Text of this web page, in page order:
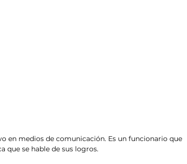
en medios de comunicación. Es un funcionario que
que se hable de sus logros.